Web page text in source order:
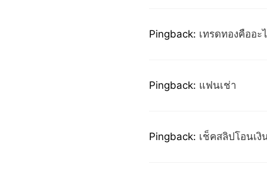
Pingback: เทรดทองคืออะ
Pingback: แฟนเช่า
Pingback: เช็คสลิปโอนเงิ